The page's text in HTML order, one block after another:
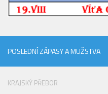
Zápasy MB 2024/25
2019/20
POSLEDNÍ ZÁPASY A MUŽSTVA
KRAJSKÝ PŘEBOR